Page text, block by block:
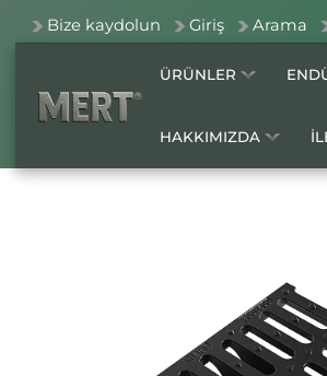
Bize kaydolun Giriş Arama
ÜRÜNLER
HAKKIMIZDA